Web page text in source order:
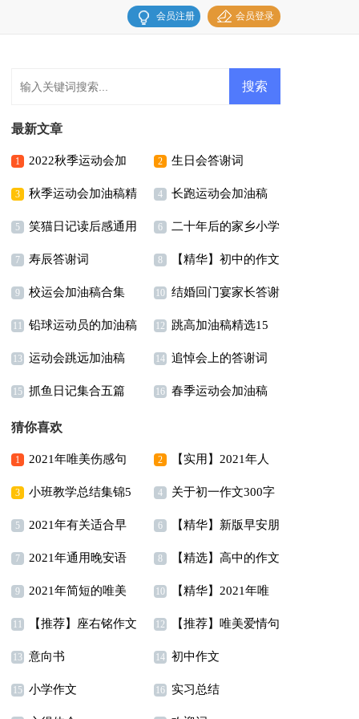
会员登录
会员注册
最新文章
1 2022秋季运动会加
油稿
2 生日会答谢词
3 秋季运动会加油稿精
选15篇
4 长跑运动会加油稿
5 笑猫日记读后感通用
15篇
6 二十年后的家乡小学
作文
7 寿辰答谢词 8 【精华】初中的作文
300字合集八篇
9 校运会加油稿合集
15篇
10 结婚回门宴家长答谢
词
11 铅球运动员的加油稿 12 跳高加油稿精选15
篇
13 运动会跳远加油稿
(集锦15篇)
14 追悼会上的答谢词
15篇
15 抓鱼日记集合五篇 16 春季运动会加油稿
猜你喜欢
1 2021年唯美伤感句
子摘录65句
2 【实用】2021年人
生唯美的句子汇编95句
3 小班教学总结集锦5
篇
4 关于初一作文300字
锦集7篇
5 2021年有关适合早
上发的早安心语朋友圈
合集58条
6 【精华】新版早安朋
友圈问候语摘录66句
7 2021年通用晚安语
录朋友圈锦集62句
8 【精选】高中的作文
400字5篇
9 2021年简短的唯美
简短句子汇编49句
10 【精华】2021年唯
美的早安朋友圈问候语
集合45句
11 【推荐】座右铭作文
汇总9篇
12 【推荐】唯美爱情句
子38句
13 意向书 14 初中作文
15 小学作文 16 实习总结